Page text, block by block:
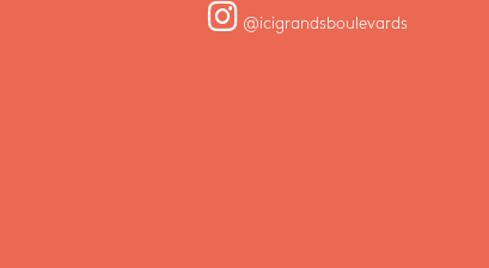
@icigrandsboulevards